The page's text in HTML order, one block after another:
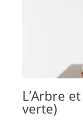
L’Arbre
verte)